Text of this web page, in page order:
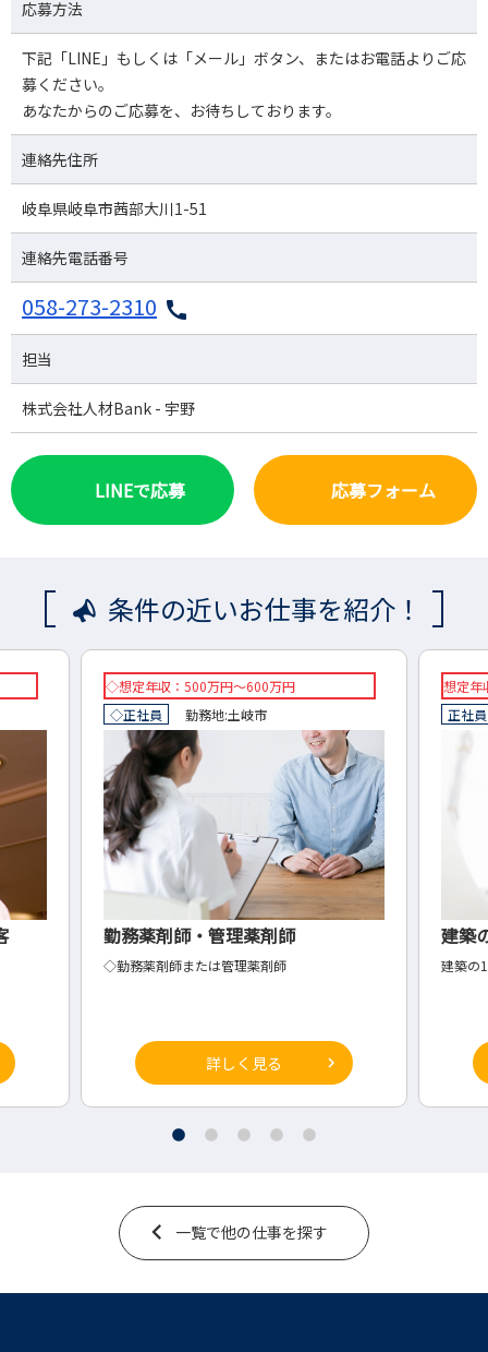
応募方法
下記「LINE」もしくは「メール」ボタン、またはお電話よりご応
募ください。
あなたからのご応募を、お待ちしております。
連絡先住所
岐阜県岐阜市茜部大川1-51
連絡先電話番号
058-273-2310
担当
株式会社人材Bank - 宇野
LINEで応募 応募フォーム
条件の近いお仕事を紹介！
想定年収：400万円～600万円
正社員
勤務地:岐阜県
建築の1級・2級施工管理技士
建築の1級・2級施工管理技士
詳しく見る
想
正
有
介護
一覧で他の仕事を探す